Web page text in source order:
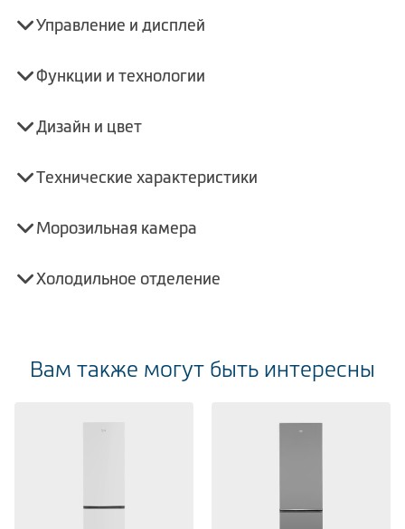
Управление и дисплей
Функции и технологии
Дизайн и цвет
Технические характеристики
Морозильная камера
Холодильное отделение
Вам также могут быть интересны